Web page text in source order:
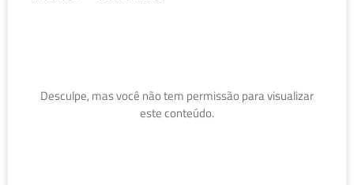
Desculpe, mas você não tem permissão para visualizar
este conteúdo.